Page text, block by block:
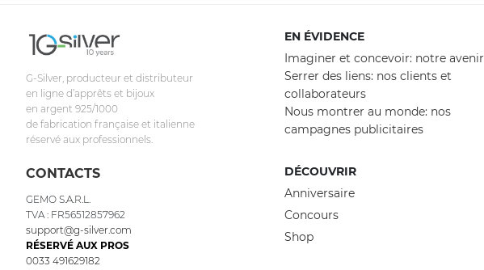
G-Silver, producteur et distributeur
en ligne d’apprêts et bijoux
en argent 925/1000
de fabrication française et italienne
réservé aux professionnels.
CONTACTS
GEMO S.A.R.L.
TVA : FR56512857962
support@g-silver.com
RÉSERVÉ AUX PROS
0033 491629182
EN ÉVIDENCE
Imaginer et concevoir: notre avenir
Serrer des liens: nos clients et
collaborateurs
Nous montrer au monde: nos
campagnes publicitaires
DÉCOUVRIR
Anniversaire
Concours
Shop